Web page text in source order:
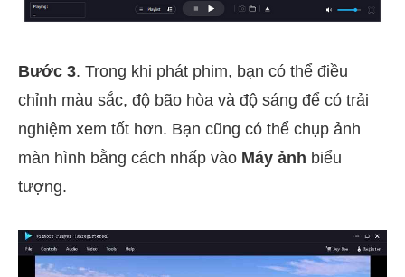
Bước 3. Trong khi phát phim, bạn có thể điều
chỉnh màu sắc, độ bão hòa và độ sáng để có trải
nghiệm xem tốt hơn. Bạn cũng có thể chụp ảnh
màn hình bằng cách nhấp vào Máy ảnh biểu
tượng.